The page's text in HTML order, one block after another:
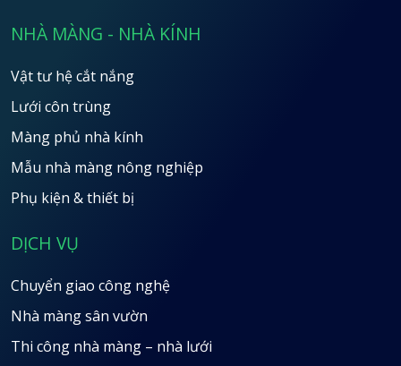
NHÀ MÀNG - NHÀ KÍNH
Vật tư hệ cắt nắng
Lưới côn trùng
Màng phủ nhà kính
Mẫu nhà màng nông nghiệp
Phụ kiện & thiết bị
DỊCH VỤ
Chuyển giao công nghệ
Nhà màng sân vườn
Thi công nhà màng – nhà lưới